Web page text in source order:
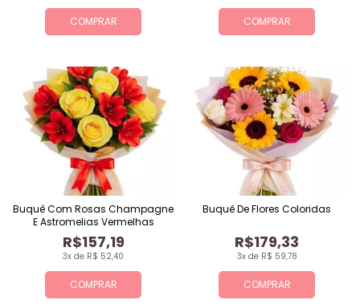
COMPRAR COMPRAR
COMPRAR
3x de R$ 52,40
R$157,19
Buquê Com Rosas Champagne
E Astromelias Vermelhas
COMPRAR
3x de R$ 59,78
R$179,33
Buquê De Flores Coloridas